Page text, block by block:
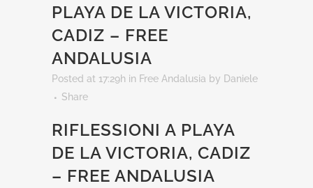
PLAYA DE LA VICTORIA,
CADIZ – FREE
ANDALUSIA
Posted at 17:29h in Free Andalusia by Daniele
Share
RIFLESSIONI A PLAYA
DE LA VICTORIA, CADIZ
– FREE ANDALUSIA